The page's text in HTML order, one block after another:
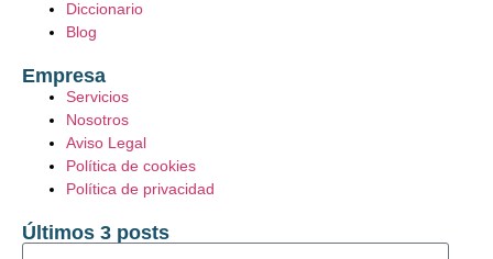
Diccionario
Blog
Empresa
Servicios
Nosotros
Aviso Legal
Política de cookies
Política de privacidad
Últimos 3 posts